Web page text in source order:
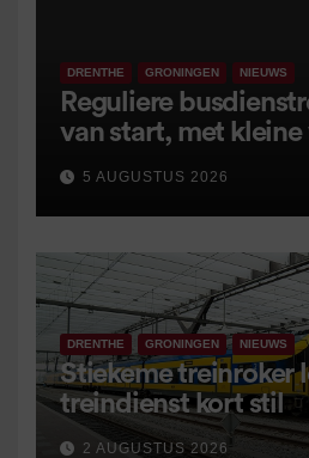
DRENTHE GRONINGEN NIEUWS
Reguliere
van start, met
5 AUGUSTUS 2026
DRENTHE GRONINGEN NIEUWS
Stiekeme treinroker
treindienst kort stil
2 AUGUSTUS 2026